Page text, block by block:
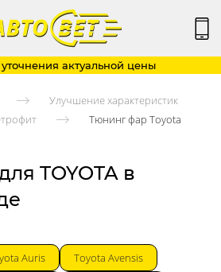
актуальной цены
Улучшение характеристик
Тюнинг фар Toyota
TOYOTA в
Auris
Toyota Avensis